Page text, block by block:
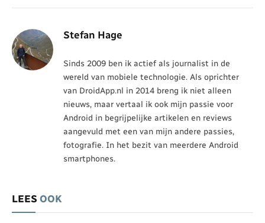
Stefan Hage
Sinds 2009 ben ik actief als journalist in de
wereld van mobiele technologie. Als oprichter
van DroidApp.nl in 2014 breng ik niet alleen
nieuws, maar vertaal ik ook mijn passie voor
Android in begrijpelijke artikelen en reviews
aangevuld met een van mijn andere passies,
fotografie. In het bezit van meerdere Android
smartphones.
LEES OOK